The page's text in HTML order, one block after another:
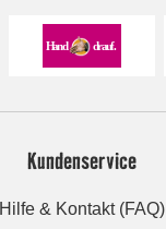
Kundenservice
Hilfe & Kontakt (FAQ)